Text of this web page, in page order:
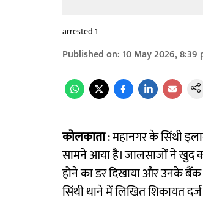
arrested 1
Published on: 10 May 2026, 8:39
कोलकाता: महानगर के सिंथी
सामने आया है। जालसाजों ने खुद
होने का डर दिखाया और उनके
सिंथी थाने में लिखित शिकायत